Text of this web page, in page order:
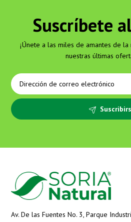
$291.00.$261.90.
Suscríbete
¡Únete a las miles de amantes de
nuestras últimas
Av. De las Fuentes No. 3, Parque